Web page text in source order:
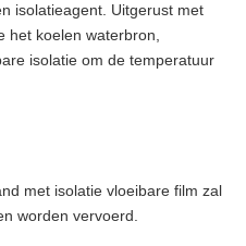
isolatieagent. Uitgerust met
het koelen waterbron,
isolatie om de temperatuur
met isolatie vloeibare film zal
worden vervoerd.